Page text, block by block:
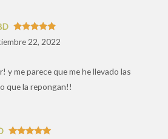
Valorado
con5de 5
22, 2022
y me parece que me he llevado las
que la repongan!!